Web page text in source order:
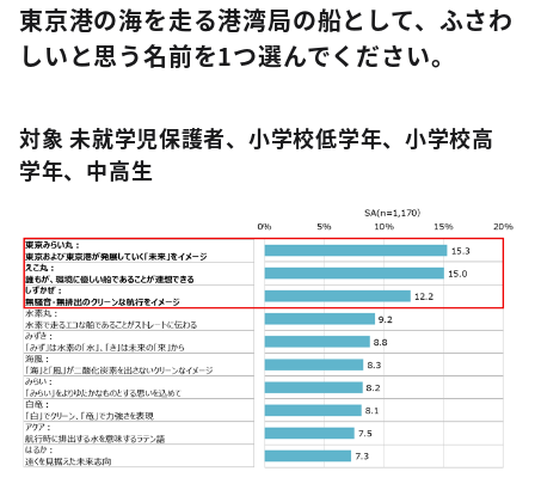
東京港の海を走る港湾局の船として、ふさわ
しいと思う名前を1つ選んでください。
対象 未就学児保護者、小学校低学年、小学校高
学年、中高生